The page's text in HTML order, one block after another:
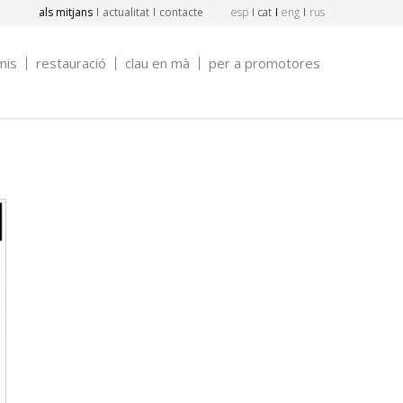
als mitjans actualitat contacte esp cat eng rus
restauració clau en mà per a promotores